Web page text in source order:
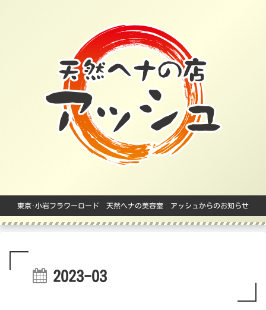
東京･小岩フラワーロード 天然ヘナの美容室 アッシュからのお知らせ
2023-03